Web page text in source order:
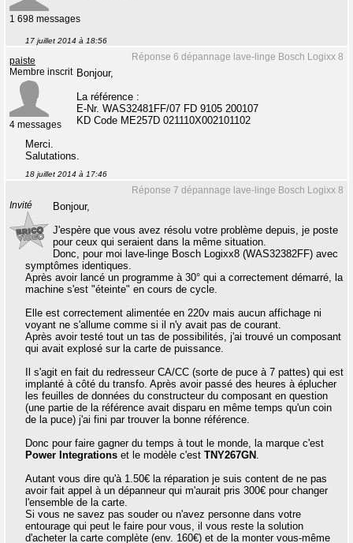
1 698 messages
17 juillet 2014 à 18:56
Réponse 6 dépannage lave-linge Bosch Logixx 8
paiste
Membre inscrit
4 messages
Bonjour,
La référence :
E-Nr. WAS32481FF/07 FD 9105 200107
KD Code ME257D 021110X002101102
Merci.
Salutations.
18 juillet 2014 à 17:46
Réponse 7 dépannage lave-linge Bosch Logixx 8
Invité
Bonjour,
J'espère que vous avez résolu votre problème depuis, je poste
pour ceux qui seraient dans la même situation.
Donc, pour moi lave-linge Bosch Logixx8 (WAS32382FF) avec
symptômes identiques.
Après avoir lancé un programme à 30° qui a correctement démarré, la
machine s'est "éteinte" en cours de cycle.
Elle est correctement alimentée en 220v mais aucun affichage ni
voyant ne s'allume comme si il n'y avait pas de courant.
Après avoir testé tout un tas de possibilités, j'ai trouvé un composant
qui avait explosé sur la carte de puissance.
Il s'agit en fait du redresseur CA/CC (sorte de puce à 7 pattes) qui est
implanté à côté du transfo. Après avoir passé des heures à éplucher
les feuilles de données du constructeur du composant en question
(une partie de la référence avait disparu en même temps qu'un coin
de la puce) j'ai fini par trouver la bonne référence.
Donc pour faire gagner du temps à tout le monde, la marque c'est
Power Integrations et le modèle c'est TNY267GN .
Autant vous dire qu'à 1.50€ la réparation je suis content de ne pas
avoir fait appel à un dépanneur qui m'aurait pris 300€ pour changer
l'ensemble de la carte.
Si vous ne savez pas souder ou n'avez personne dans votre
entourage qui peut le faire pour vous, il vous reste la solution
d'acheter la carte complète (env. 160€) et de la monter vous-même